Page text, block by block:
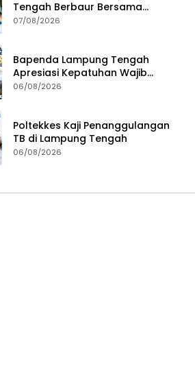
Tengah Berbaur Bersama
Anak-anak di PT GGP
07/08/2026
Bapenda Lampung Tengah
Apresiasi Kepatuhan Wajib
Pajak, Siapkan Pengawasan
06/08/2026
Poltekkes Kaji Penanggulangan
TB di Lampung Tengah
06/08/2026